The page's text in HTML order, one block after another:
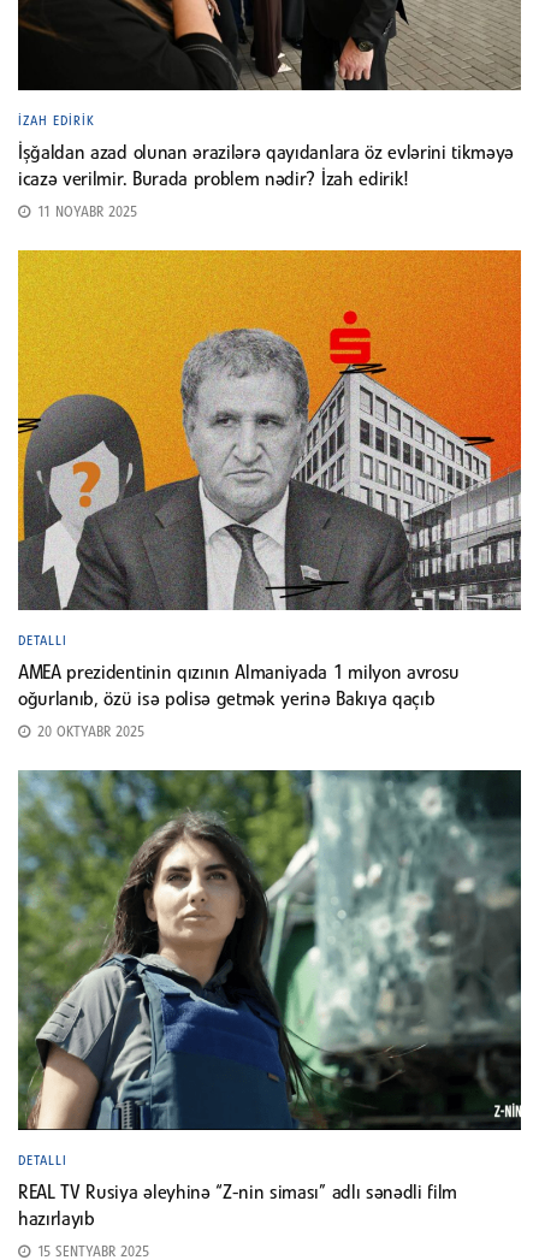
İZAH EDIRIK
İşğaldan azad olunan ərazilərə qayıdanlara öz evlərini tikməyə
icazə verilmir. Burada problem nədir? İzah edirik!
11 NOYABR 2025
DETALLI
AMEA prezidentinin qızının Almaniyada 1 milyon avrosu
oğurlanıb, özü isə polisə getmək yerinə Bakıya qaçıb
20 OKTYABR 2025
DETALLI
REAL TV Rusiya əleyhinə “Z-nin siması” adlı sənədli film
hazırlayıb
15 SENTYABR 2025